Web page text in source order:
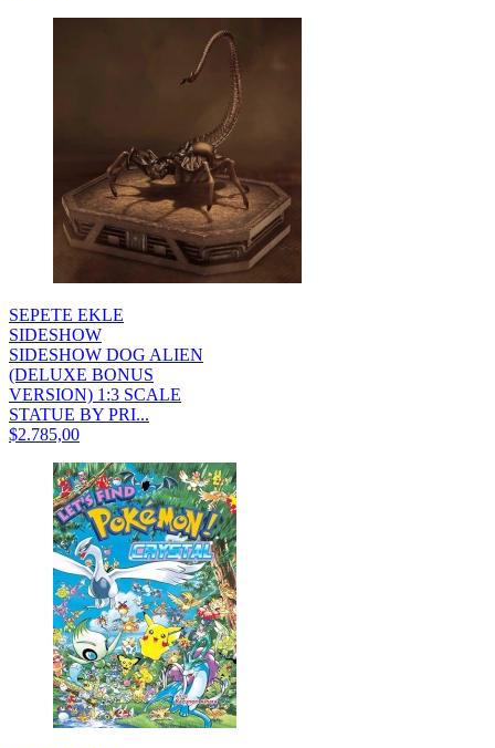
SEPETE EKLE
SIDESHOW
SIDESHOW DOG ALIEN
(DELUXE BONUS
VERSION) 1:3 SCALE
STATUE BY PRI...
$2.785,00